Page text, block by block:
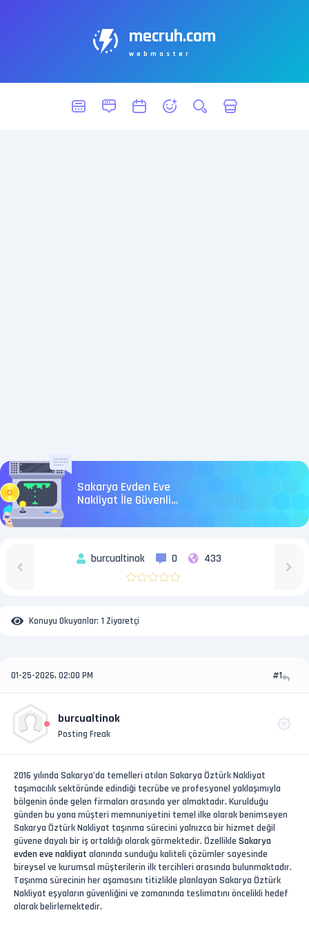
mecruh.com
webmaster
Sakarya Evden Eve
Nakliyat İle Güvenli
burcualtinok 0 433
Konuyu Okuyanlar: 1 Ziyaretçi
01-25-2026, 02:00 PM #1
burcualtinok
Posting Freak
2016 yılında Sakarya’da temelleri atılan Sakarya Öztürk Nakliyat
taşımacılık sektöründe edindiği tecrübe ve profesyonel yaklaşımıyla
bölgenin önde gelen firmaları arasında yer almaktadır. Kurulduğu
günden bu yana müşteri memnuniyetini temel ilke olarak benimseyen
Sakarya Öztürk Nakliyat taşınma sürecini yalnızca bir hizmet değil
güvene dayalı bir iş ortaklığı olarak görmektedir. Özellikle Sakarya
evden eve nakliyat alanında sunduğu kaliteli çözümler sayesinde
bireysel ve kurumsal müşterilerin ilk tercihleri arasında bulunmaktadır.
Taşınma sürecinin her aşamasını titizlikle planlayan Sakarya Öztürk
Nakliyat eşyaların güvenliğini ve zamanında teslimatını öncelikli hedef
olarak belirlemektedir.